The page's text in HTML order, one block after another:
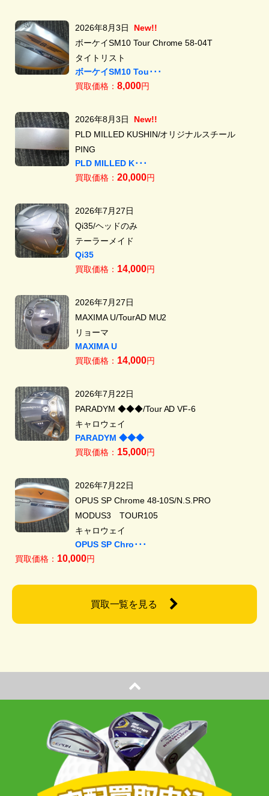
2026年8月3日
New!!
ボーケイSM10 Tour Chrome 58-04T
タイトリスト
ボーケイSM10 Tou･･･
買取価格： 8,000円
2026年8月3日
New!!
PLD MILLED KUSHIN/オリジナルスチール
PING
PLD MILLED K･･･
買取価格： 20,000円
2026年7月27日
Qi35/ヘッドのみ
テーラーメイド
Qi35
買取価格： 14,000円
2026年7月27日
MAXIMA U/TourAD MU2
リョーマ
MAXIMA U
買取価格： 14,000円
2026年7月22日
PARADYM ◆◆◆/Tour AD VF-6
キャロウェイ
PARADYM ◆◆◆
買取価格： 15,000円
2026年7月22日
OPUS SP Chrome 48-10S/N.S.PRO
MODUS3 TOUR105
キャロウェイ
OPUS SP Chro･･･
買取価格： 10,000円
買取一覧を見る